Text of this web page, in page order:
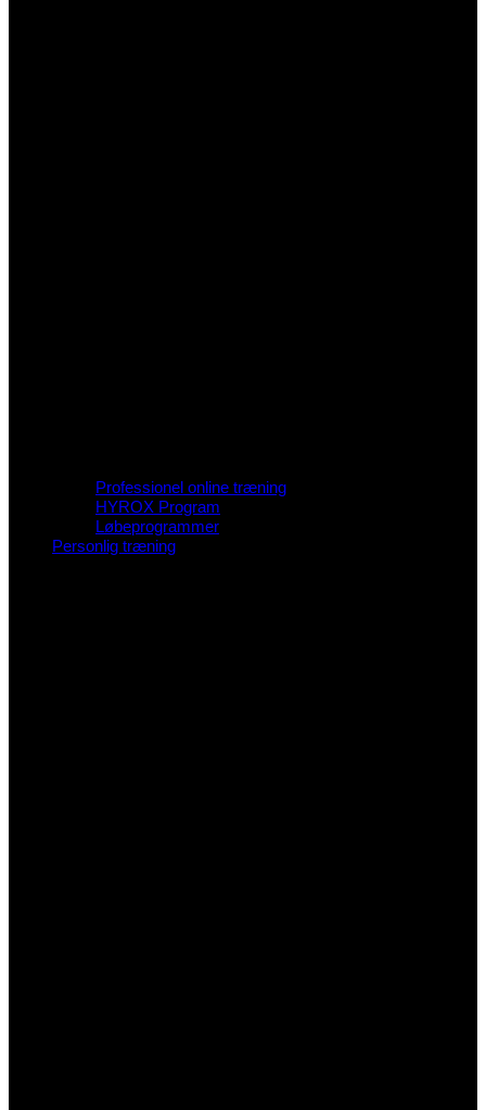
Professionel online træning
HYROX Program
Løbeprogrammer
Personlig træning